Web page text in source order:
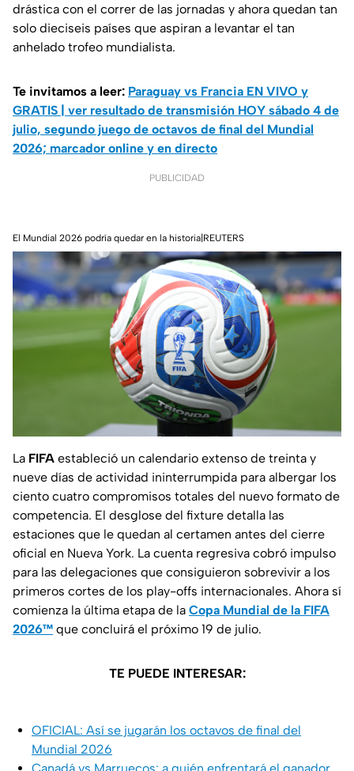
drástica con el correr de las jornadas y ahora quedan tan
solo dieciseis países que aspiran a levantar el tan
anhelado trofeo mundialista.
Te invitamos a leer: Paraguay vs Francia EN VIVO y
GRATIS | ver resultado de transmisión HOY sábado 4 de
julio, segundo juego de octavos de final del Mundial
2026; marcador online y en directo
PUBLICIDAD
El Mundial 2026 podría quedar en la historia|REUTERS
La FIFA estableció un calendario extenso de treinta y
nueve días de actividad ininterrumpida para albergar los
ciento cuatro compromisos totales del nuevo formato de
competencia. El desglose del fixture detalla las
estaciones que le quedan al certamen antes del cierre
oficial en Nueva York. La cuenta regresiva cobró impulso
para las delegaciones que consiguieron sobrevivir a los
primeros cortes de los play-offs internacionales. Ahora sí
comienza la última etapa de la Copa Mundial de la FIFA
2026™ que concluirá el próximo 19 de julio.
TE PUEDE INTERESAR:
OFICIAL: Así se jugarán los octavos de final del
Mundial 2026
Canadá vs Marruecos: a quién enfrentará el ganador